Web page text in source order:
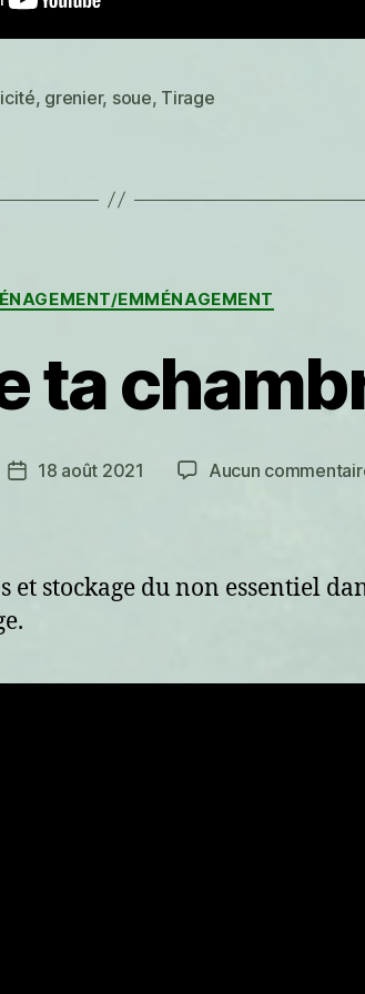
, grenier, soue, Tirage
Catégories
EMMÉNAGEMENT
ta
Date18 août 2021 Aucun
et stockage du non essentiel